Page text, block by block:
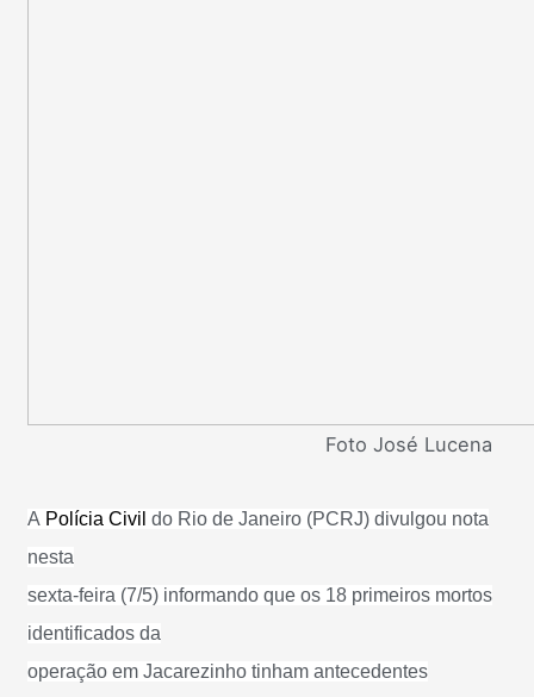
Foto José Lucena
A Polícia Civil do Rio de Janeiro (PCRJ) divulgou nota
nesta
sexta-feira (7/5) informando que os 18 primeiros mortos
identificados da
operação em Jacarezinho tinham antecedentes